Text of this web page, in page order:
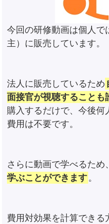
今回の研修動画は個人で
主）に販売しています。
法人に販売しているため
面接官が視聴することも
購入するだけで、今後何
費用は不要です。
さらに動画で学べるため、
学ぶことができます。
費用対効果を計算できる